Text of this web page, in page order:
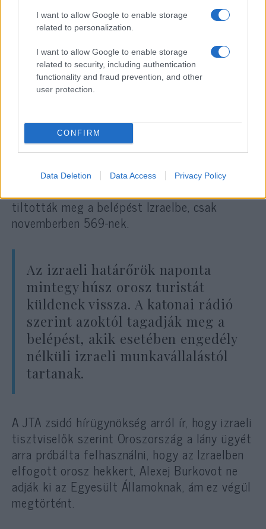
I want to allow Google to enable storage
related to personalization.
I want to allow Google to enable storage
related to security, including authentication
functionality and fraud prevention, and other
user protection.
CONFIRM
Data Deletion Data Access Privacy Policy
Szerdán negyvenhat izraeli beutazót hosszú
órákig őrizetben tartottak Moszkvában, és
kihallgatták őket útlevél-ellenőrzésük
közben. A hónap eleje óta huszonkilenc izraeli
állampolgárnak – köztük befolyásos
üzletembereknek – megtiltották a beutazást
A Jediót Ahronót Oroszország Tel-Aviv-i
nagykövetségéhez fordult magyarázatért. A
követségen azt válaszolták, hogy idén
tiltották meg a belépést Izraelbe, csak
novemberben 569-nek.
Az izraeli határőrök naponta
mintegy húsz orosz turistát
küldenek vissza. A katonai rádió
szerint azoktól tagadják meg a
belépést, akik esetében engedély
nélküli izraeli munkavállalástól
tartanak.
A JTA zsidó hírügynökség arról ír, hogy izraeli
tisztviselők szerint Oroszország a lány ügyét
arra próbálta felhasználni, hogy az Izraelben
elfogott orosz hekkert, Alexej Burkovot ne
adják ki az Egyesült Államoknak, ám ez végül
megtörtént.